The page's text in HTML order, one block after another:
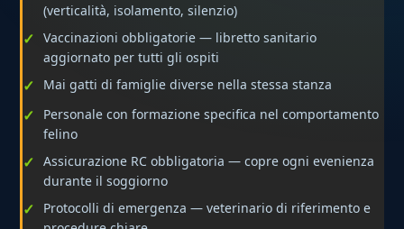
(verticalità, isolamento, silenzio)
Vaccinazioni obbligatorie — libretto sanitario
aggiornato per tutti gli ospiti
Mai gatti di famiglie diverse nella stessa stanza
Personale con formazione specifica nel comportamento
felino
Assicurazione RC obbligatoria — copre ogni evenienza
durante il soggiorno
Protocolli di emergenza — veterinario di riferimento e